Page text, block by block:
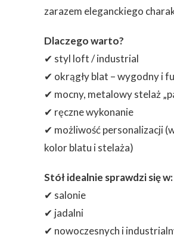
zarazem eleganckiego
Dlaczego warto?
✔ styl loft / industrial
✔ okrągły blat – wygodny i
✔ mocny, metalowy stelaż
✔ ręczne wykonanie
✔ możliwość personalizacji
kolor blatu i stelaża)
Stół idealnie sprawdzi się w:
✔ salonie
✔ jadalni
✔ nowoczesnych i